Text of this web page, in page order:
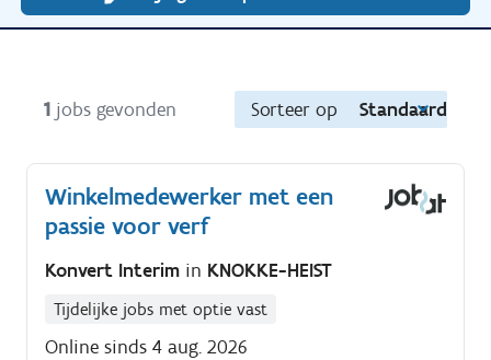
1 jobs gevonden Sorteer op Standaard
Winkelmedewerker met een
passie voor verf
Konvert Interim in KNOKKE-HEIST
Tijdelijke jobs met optie vast
Online sinds 4 aug. 2026